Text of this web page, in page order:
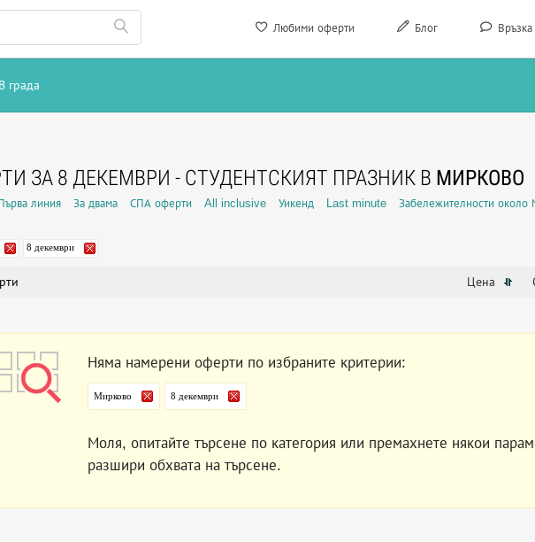
Любими оферти Блог
В града
ЗА 8 ДЕКЕМВРИ - СТУДЕНТСКИЯТ ПРАЗНИК В МИРКОВО
линия За двама СПА оферти All inclusive Уикенд Last minute Забележителности около
8 декември
Цена
Няма намерени оферти по избраните критерии:
Мирково 8 декември
Моля, опитайте търсене по категория или премахнете някои
разшири обхвата на търсене.